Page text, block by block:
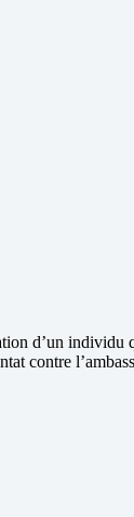
d’un individu
contre